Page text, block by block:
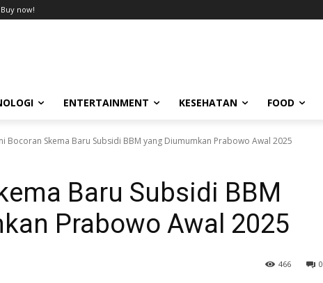
Buy now!
ENTERTAINMENT KESEHATAN FOOD
Bocoran Skema Baru Subsidi BBM yang Diumumkan Prabowo Awal 2025
Baru Subsidi BBM
Prabowo Awal 2025
0
466